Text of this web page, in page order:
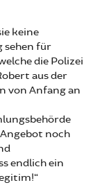
keine
sehen für
die Polizei
aus der
von Anfang an
noch
endlich ein